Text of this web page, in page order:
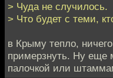
> Чуда не случилось.
> Что будет с теми,
в Крыму тепло,
примерзнуть. Ну еще
палочкой или